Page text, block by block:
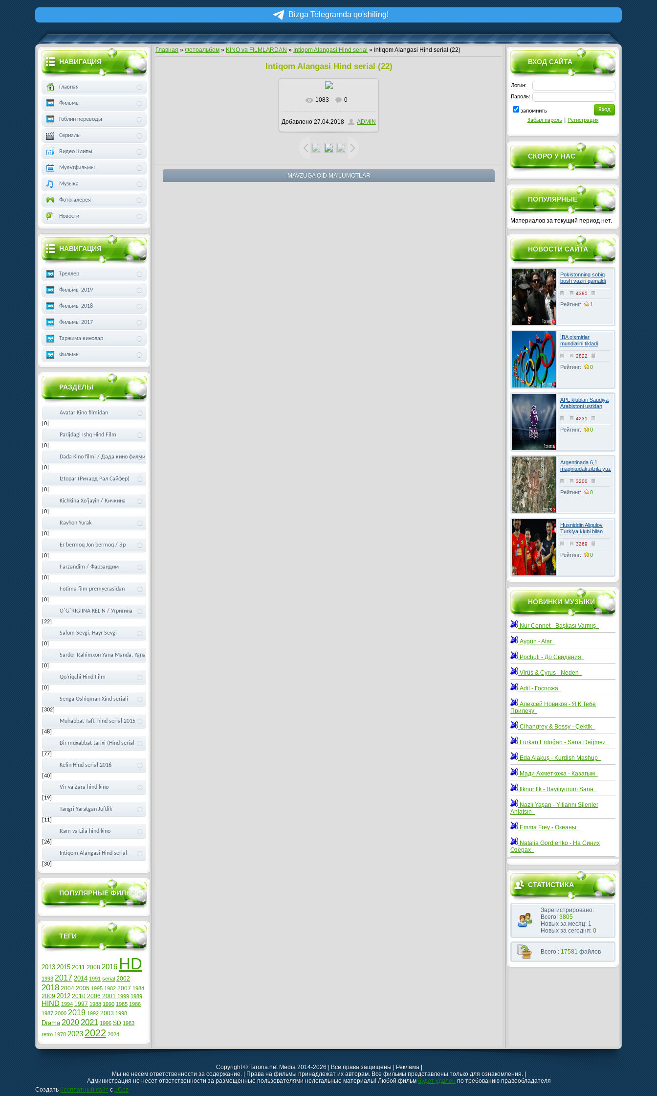
Bizga Telegramda qo'shiling!
Главная » Фотоальбом » KINO va FILMLARDAN » Intiqom Alangasi Hind serial » Intiqom Alangasi Hind serial (22)
Intiqom Alangasi Hind serial (22)
В реальном размере
647x404/ 114.0Kb
1083 0
Добавлено 27.04.2018 ADMIN
MAVZUGA OID MA'LUMOTLAR
ВХОД САЙТА
Логин:
Пароль:
запомнить
Забыл пароль| Регистрация
СКОРО У НАС
ПОПУЛЯРНЫЕ
Материалов за текущий период нет.
НОВОСТИ САЙТА
Pokistonning sobiq
bosh vaziri qamaldi
4385
Рейтинг: 1
IBA o‘smirlar
mundialini tikladi
2822
Рейтинг: 0
APL klublari Saudiya
Arabistoni ustidan
FIFAga shikoyat
qilmoqchi4231
Рейтинг: 0
Argentinada 6,1
magnitudali zilzila yuz
berdi
3200
Рейтинг: 0
Husniddin Aliqulov
Turkiya klubi bilan
kelishuvga erishdi
3269
Рейтинг: 0
НОВИНКИ МУЗЫКИ
Nur Cennet - Başkası Varmış
Aygün - Atar
Pochuli - До Свидания
Virüs & Cyrus - Neden
Adil - Госпожа
Алексей Новиков - Я К Тебе
Прилечу
Cihangrey & Bossy - Çektik
Furkan Erdoğan - Sana Değmez
Eda Alakuş - Kurdish Mashup
Мади Ахметкожа - Казагым
İlknur İlk - Bayılıyorum Sana
Nazlı Yaşan - Yıllarını Silenler
Anlatsın
Emma Frey - Океаны
Natalia Gordienko - На Синих
Озёрах
СТАТИСТИКА
Зарегистрировано:
Всего: 3805
Новых за месяц: 1
Новых за сегодня: 0
Всего : 17581 файлов
НАВИГАЦИЯ
Главная
Фильмы
Гоблин переводы
Сериалы
Видео Клипы
Мультфильмы
Музыка
Фотогалерея
Новости
НАВИГАЦИЯ
Треллер
Фильмы 2019
Фильмы 2018
Фильмы 2017
Таржима кинолар
Фильмы
РАЗДЕЛЫ
Avatar Kino filmidan
[0]
Parijdagi Ishq Hind Film
[0]
Dada Kino filmi / Дада кино филми
[0]
Iztopar (Ричард Рал Сайфер)
[0]
Kichkina Xo'jayin / Кичкина
[0]
Rayhon Yurak
[0]
Er bermoq Jon bermoq / Эр
[0]
Farzandim / Фарзандим
[0]
Fotima film premyerasidan
[0]
O`G`RIGIINA KELIN / Угригина
[22]
Salom Sevgi, Hayr Sevgi
[0]
Sardor Rahimxon-Yana Manda, Yana
[0]
Qo'riqchi Hind Film
[0]
Senga Oshiqman Xind seriali
[302]
Muhabbat Tafti hind serial 2015
[48]
Bir muxabbat tarixi (Hind serial
[77]
Kelin Hind serial 2016
[40]
Vir va Zara hind kino
[19]
Tangri Yaratgan Juftlik
[11]
Ram va Lila hind kino
[26]
Intiqom Alangasi Hind serial
[30]
ПОПУЛЯРНЫЕ ФИЛЬМЫ
ТЕГИ
2013 2015 2011 2008 2016 HD
1993 2017 2014 1991 serial 2002
2018 2004 2005 1995 1982 2007 1984
2009 2012 2010 2006 2001 1999 1989
HIND 1994 1997 1988 1990 1985 1986
1987 2000 2019 1992 2003 1998
Drama 2020 2021 1996 SD 1983
retro 1978 2023 2022 2024
Copyright © Tarona.net Media 2014-2026 | Все права защищены | Реклама |
Мы не несём ответственности за содержание. | Права на фильмы принадлежат их авторам. Все фильмы представлены только для ознакомления. |
Администрация не несет ответственности за размещенные пользователями нелегальные материалы! Любой фильм будет удален по требованию правообладателя
Создать бесплатный сайт с uCoz